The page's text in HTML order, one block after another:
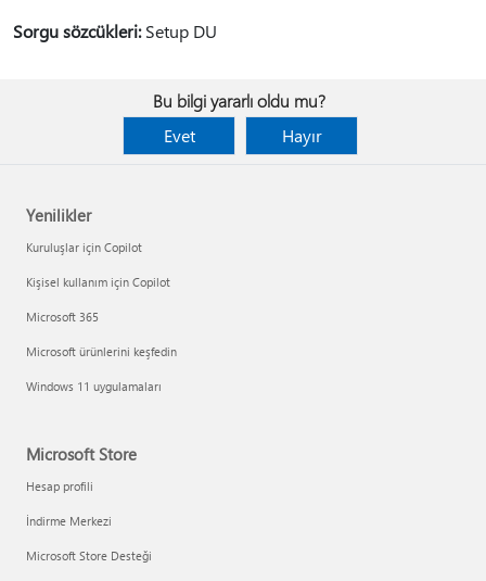
Sorgu sözcükleri:Setup DU
Bu bilgi yararlı oldu mu?
Evet
Hayır
Yenilikler
Kuruluşlar için Copilot
Kişisel kullanım için Copilot
Microsoft 365
Microsoft ürünlerini keşfedin
Windows 11 uygulamaları
Microsoft Store
Hesap profili
İndirme Merkezi
Microsoft Store Desteği